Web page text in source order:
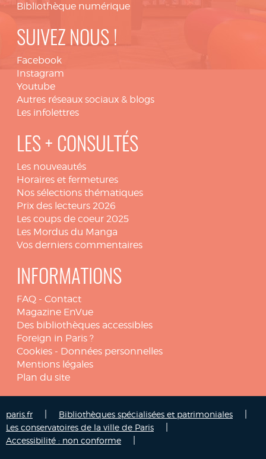
Bibliothèque numérique
SUIVEZ NOUS !
Facebook
Instagram
Youtube
Autres réseaux sociaux & blogs
Les infolettres
LES + CONSULTÉS
Les nouveautés
Horaires et fermetures
Nos sélections thématiques
Prix des lecteurs 2026
Les coups de coeur 2025
Les Mordus du Manga
Vos derniers commentaires
INFORMATIONS
FAQ - Contact
Magazine EnVue
Des bibliothèques accessibles
Foreign in Paris ?
Cookies - Données personnelles
Mentions légales
Plan du site
paris.fr Bibliothèques spécialisées et patrimoniales
Les conservatoires de la ville de Paris
Accessibilité : non conforme